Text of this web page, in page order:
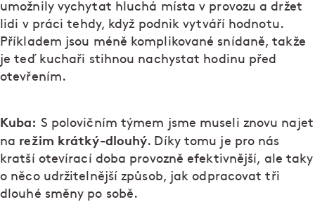
umožnily vychytat hluchá místa v provozu a držet
lidi v práci tehdy, když podnik vytváří hodnotu.
Příkladem jsou méně komplikované snídaně, takže
je teď kuchaři stihnou nachystat hodinu před
otevřením.
Kuba: S polovičním týmem jsme museli znovu najet
na režim krátký-dlouhý. Díky tomu je pro nás
kratší otevírací doba provozně efektivnější, ale taky
o něco udržitelnější způsob, jak odpracovat tři
dlouhé směny po sobě.